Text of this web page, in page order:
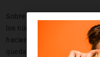
Sobre el nombre hacer
los números,
no hay más
haciendo alusión a las
quedamos en
Android Q,